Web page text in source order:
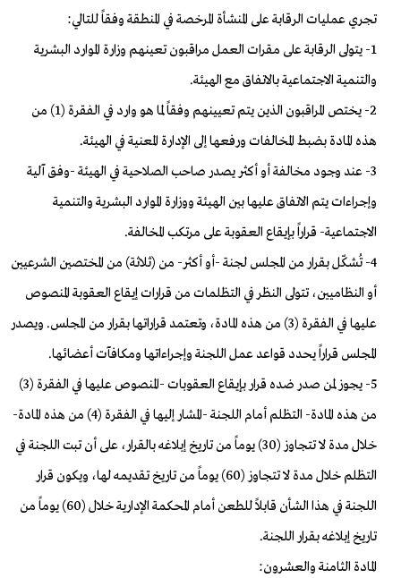
تجري عمليات الرقابة على المنشأة المرخصة في المنطقة وفقاً للتالي:
1- يتولى الرقابة على مقرات العمل مراقبون تعينهم وزارة الموارد البشرية
والتنمية الاجتماعية بالاتفاق مع الهيئة.
2- يختص المراقبون الذين يتم تعيينهم وفقاً لما هو وارد في الفقرة (1) من
هذه المادة بضبط المخالفات ورفعها إلى الإدارة المعنية في الهيئة.
3- عند وجود مخالفة أو أكثر يصدر صاحب الصلاحية في الهيئة -وفق آلية
وإجراءات يتم الاتفاق عليها بين الهيئة ووزارة الموارد البشرية والتنمية
الاجتماعية- قراراً بإيقاع العقوبة على مرتكب المخالفة.
4- تُشكّل بقرار من المجلس لجنة -أو أكثر- من (ثلاثة) من المختصين الشرعيين
أو النظاميين، تتولى النظر في التظلمات من قرارات إيقاع العقوبة المنصوص
عليها في الفقرة (3) من هذه المادة، وتعتمد قراراتها بقرار من المجلس. ويصدر
المجلس قراراً يحدد قواعد عمل اللجنة وإجراءاتها ومكافآت أعضائها.
5- يجوز لمن صدر ضده قرار بإيقاع العقوبات -المنصوص عليها في الفقرة (3)
من هذه المادة- التظلم أمام اللجنة -المشار إليها في الفقرة (4) من هذه المادة-
خلال مدة لا تتجاوز (30) يوماً من تاريخ إبلاغه بالقرار، على أن تبت اللجنة في
التظلم خلال مدة لا تتجاوز (60) يوماً من تاريخ تقديمه لها، ويكون قرار
اللجنة في هذا الشأن قابلاً للطعن أمام المحكمة الإدارية خلال (60) يوماً من
تاريخ إبلاغه بقرار اللجنة.
المادة الثامنة والعشرون: